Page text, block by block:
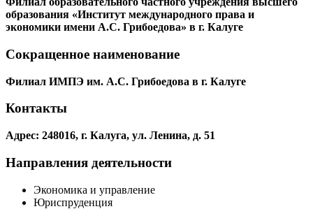
образования «Институт международного права и
экономики имени А.С. Грибоедова» в г. Калуге
Сокращенное наименование
Филиал ИМПЭ им. А.С. Грибоедова в г. Калуге
Контакты
Адрес: 248016, г. Калуга, ул. Ленина, д. 51
Направления деятельности
Экономика и управление
Юриспруденция